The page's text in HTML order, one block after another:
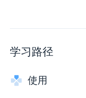
学习路径
使用